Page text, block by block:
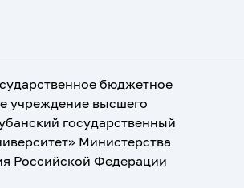
бюджетное
учреждение высшего
государственный
Министерства
Российской Федерации